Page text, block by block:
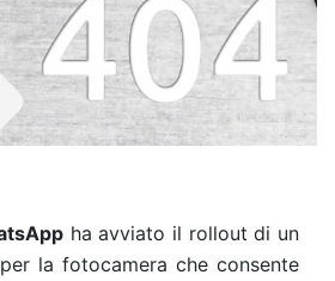
ha avviato il rollout di un
la fotocamera che consente